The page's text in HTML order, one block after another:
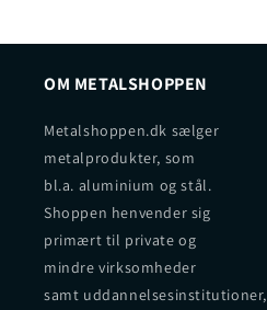
OM METALSHOPPEN
Metalshoppen.dk sælger
metalprodukter, som
bl.a. aluminium og stål.
Shoppen henvender sig
primært til private og
mindre virksomheder
samt uddannelsesinstitutioner,